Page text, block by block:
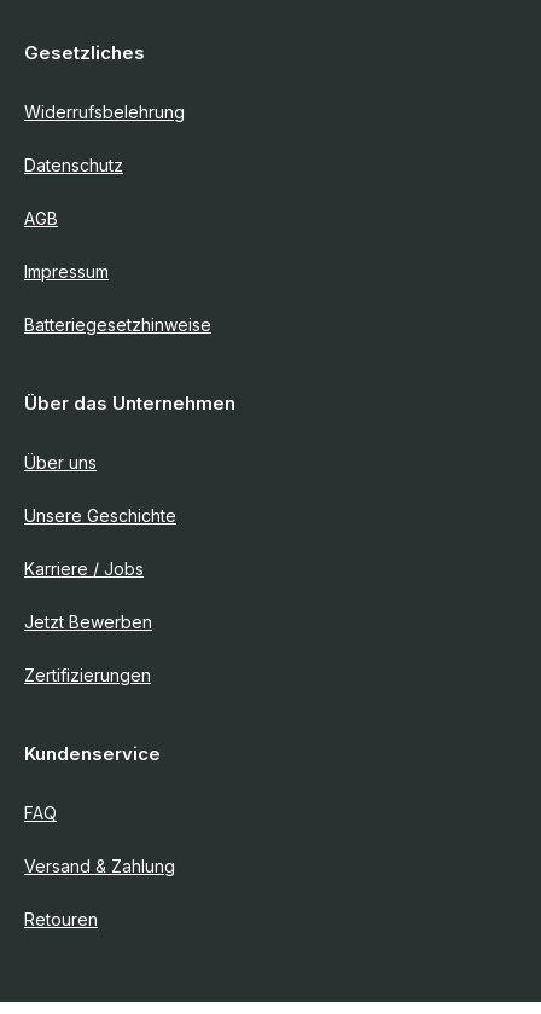
Gesetzliches
Widerrufsbelehrung
Datenschutz
AGB
Impressum
Batteriegesetzhinweise
Über das Unternehmen
Über uns
Unsere Geschichte
Karriere / Jobs
Jetzt Bewerben
Zertifizierungen
Kundenservice
FAQ
Versand & Zahlung
Retouren